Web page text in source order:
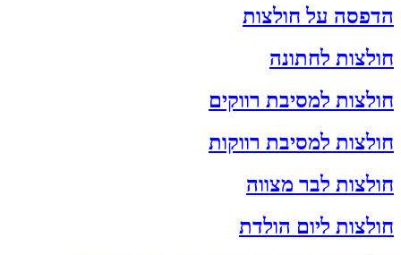
הדפסה על חולצות
חולצות לחתונה
חולצות למסיבת רווקים
חולצות למסיבת רווקות
חולצות לבר מצווה
חולצות ליום הולדת